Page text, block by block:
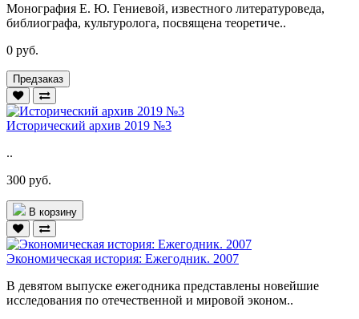
Монография Е. Ю. Гениевой, известного литературоведа,
библиографа, культуролога, посвящена теоретиче..
0 руб.
Предзаказ
Исторический архив 2019 №3
..
300 руб.
В корзину
Экономическая история: Ежегодник. 2007
В девятом выпуске ежегодника представлены новейшие
исследования по отечественной и мировой эконом..